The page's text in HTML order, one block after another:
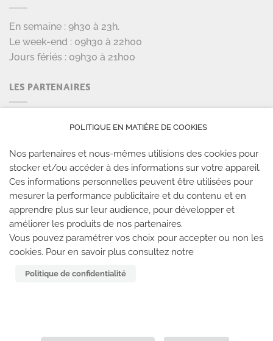
En semaine : 9h30 à 23h.
Le week-end : 09h30 à 22h00
Jours fériés : 09h30 à 21h00
LES PARTENAIRES
LES SALLES CLIMB UP
POLITIQUE EN MATIÈRE DE COOKIES
Nos partenaires et nous-mêmes utilisions des cookies pour
stocker et/ou accéder à des informations sur votre appareil.
Ces informations personnelles peuvent être utilisées pour
mesurer la performance publicitaire et du contenu et en
apprendre plus sur leur audience, pour développer et
améliorer les produits de nos partenaires.
Vous pouvez paramétrer vos choix pour accepter ou non les
cookies. Pour en savoir plus consultez notre
Politique de confidentialité